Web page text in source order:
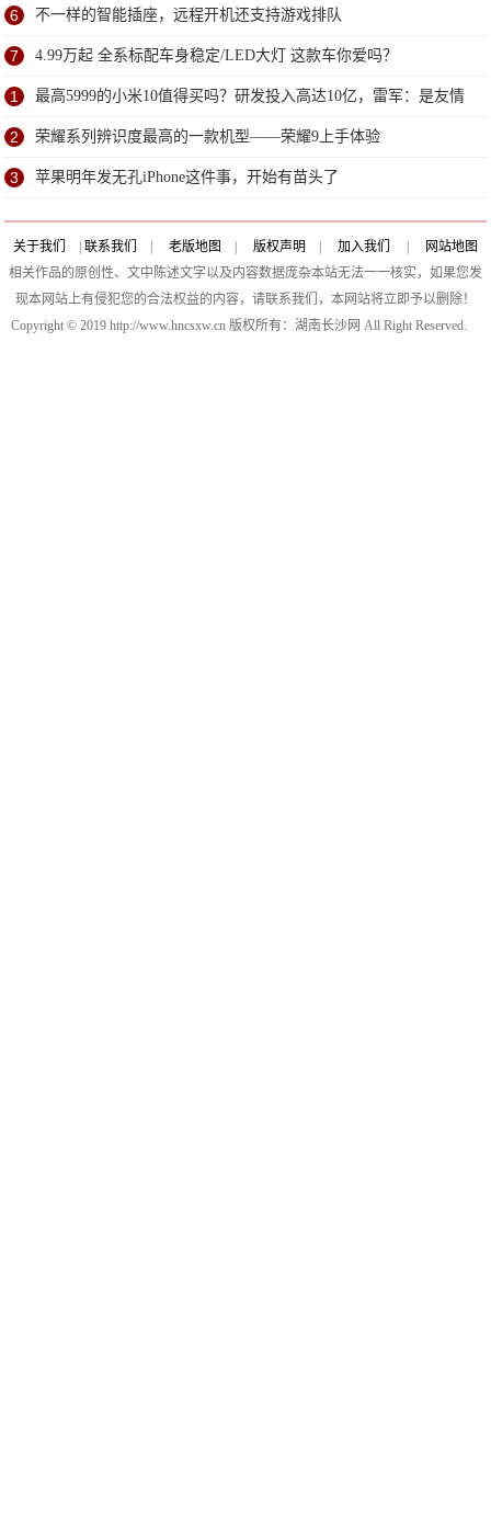
6 不一样的智能插座，远程开机还支持游戏排队
7 4.99万起 全系标配车身稳定/LED大灯 这款车你爱吗？
1 最高5999的小米10值得买吗？研发投入高达10亿，雷军：是友情
价
2 荣耀系列辨识度最高的一款机型——荣耀9上手体验
3 苹果明年发无孔iPhone这件事，开始有苗头了
关于我们 联系我们 老版地图 版权声明 加入我们
网站地图
相关作品的原创性、文中陈述文字以及内容数据庞杂本站无法一一核实，如果您发
现本网站上有侵犯您的合法权益的内容，请联系我们，本网站将立即予以删除！
Copyright © 2019 http://www.hncsxw.cn 版权所有：湖南长沙网 All Right Reserved.